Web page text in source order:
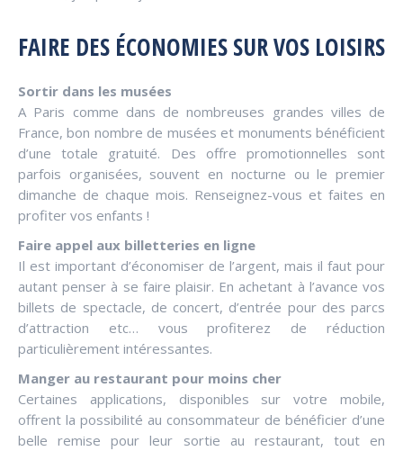
FAIRE DES ÉCONOMIES SUR VOS LOISIRS
Sortir dans les musées
A Paris comme dans de nombreuses grandes villes de
France, bon nombre de musées et monuments bénéficient
d’une totale gratuité. Des offre promotionnelles sont
parfois organisées, souvent en nocturne ou le premier
dimanche de chaque mois. Renseignez-vous et faites en
profiter vos enfants !
Faire appel aux billetteries en ligne
Il est important d’économiser de l’argent, mais il faut pour
autant penser à se faire plaisir. En achetant à l’avance vos
billets de spectacle, de concert, d’entrée pour des parcs
d’attraction etc… vous profiterez de réduction
particulièrement intéressantes.
Manger au restaurant pour moins cher
Certaines applications, disponibles sur votre mobile,
offrent la possibilité au consommateur de bénéficier d’une
belle remise pour leur sortie au restaurant, tout en